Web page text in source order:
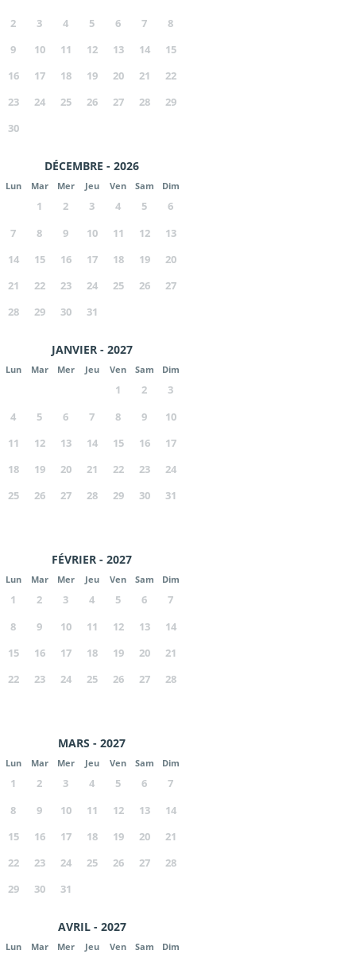
2
3 4 5 6 7
8
9
10 11 12 13 14
15
16
17 18 19 20 21
22
23
24 25 26 27 28
29
30
DÉCEMBRE - 2026
Lun Mar Mer Jeu Ven Sam Dim
1 2 3 4 5
6
7
8 9 10 11 12
13
14
15 16 17 18 19
20
21
22 23 24 25 26
27
28
29 30 31
JANVIER - 2027
Lun Mar Mer Jeu Ven Sam Dim
1 2
3
4
5 6 7 8 9
10
11
12 13 14 15 16
17
18
19 20 21 22 23
24
25
26 27 28 29 30 31
FÉVRIER - 2027
Lun Mar Mer Jeu Ven Sam Dim
1 2 3 4 5 6
7
8
9 10 11 12 13
14
15
16 17 18 19 20
21
22
23 24 25 26 27 28
MARS - 2027
Lun Mar Mer Jeu Ven Sam Dim
1 2 3 4 5 6
7
8
9 10 11 12 13
14
15
16 17 18 19 20
21
22
23 24 25 26 27
28
29
30 31
AVRIL - 2027
Lun Mar Mer Jeu Ven Sam Dim